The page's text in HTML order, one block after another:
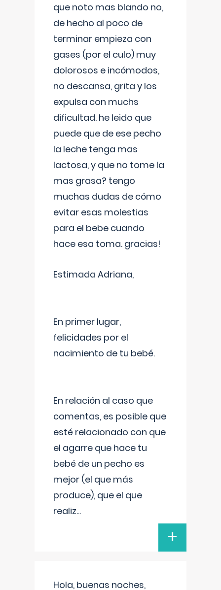
que noto mas blando no,
de hecho al poco de
terminar empieza con
gases (por el culo) muy
dolorosos e incómodos,
no descansa, grita y los
expulsa con muchs
dificultad. he leido que
puede que de ese pecho
la leche tenga mas
lactosa, y que no tome la
mas grasa? tengo
muchas dudas de cómo
evitar esas molestias
para el bebe cuando
hace esa toma. gracias!
Estimada Adriana,
En primer lugar,
felicidades por el
nacimiento de tu bebé.
En relación al caso que
comentas, es posible que
esté relacionado con que
el agarre que hace tu
bebé de un pecho es
mejor (el que más
produce), que el que
realiz...
+
Hola, buenas noches,